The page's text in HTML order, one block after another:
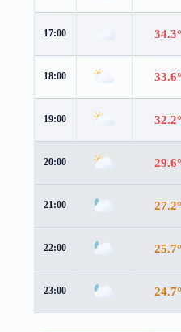
17:00
18:00
19:00
20:00
21:00
22:00
23:00